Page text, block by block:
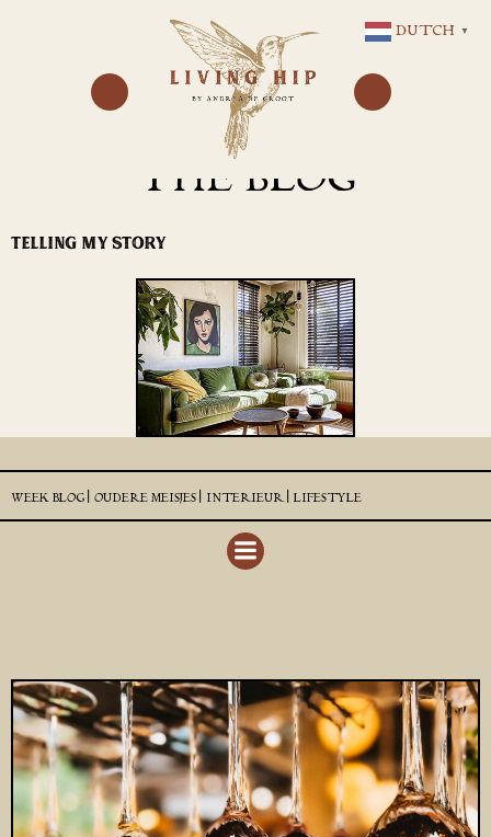
NAAR
DE
INHOUD
THE BLOG
TELLING MY STORY
WEEK BLOG | OUDERE MEISJES | INTERIEUR | LIFESTYLE
DUTCH ▼